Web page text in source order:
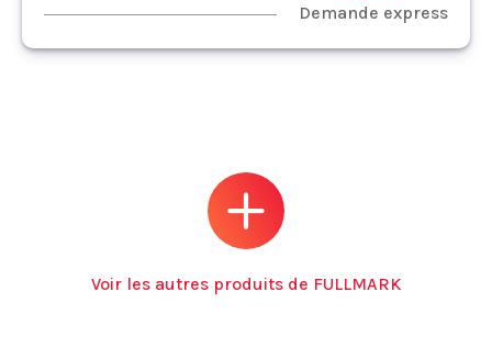
Demande express
Voir les autres produits de FULLMARK